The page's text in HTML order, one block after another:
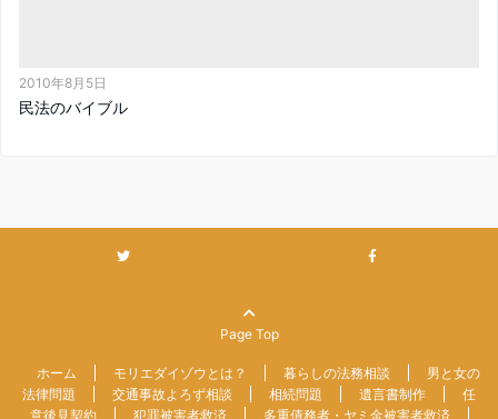
2010年8月5日
民法のバイブル
Page Top
ホーム モリエダイゾウとは？ 暮らしの法務相談
男と女の
法律問題
交通事故よろず相談 相続問題 遺言書制作
任
意後見契約
犯罪被害者救済 多重債務者・ヤミ金被害者救済